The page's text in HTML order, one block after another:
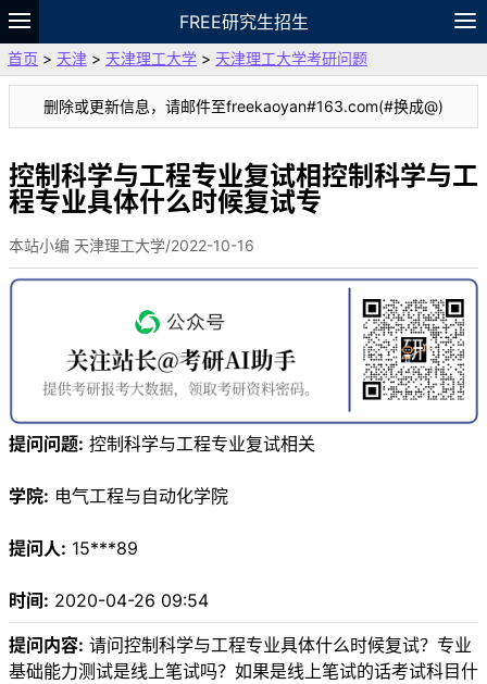
FREE研究生招生
题库
故事 专题 APP 笔记
论坛
VIP
资料
首页 > 天津 > 天津理工大学 > 天津理工大学考研问题
删除或更新信息，请邮件至freekaoyan#163.com(#换成@)
控制科学与工程专业复试相控制科学与工
程专业具体什么时候复试专
本站小编 天津理工大学/2022-10-16
提问问题: 控制科学与工程专业复试相关
学院: 电气工程与自动化学院
提问人: 15***89
时间: 2020-04-26 09:54
提问内容: 请问控制科学与工程专业具体什么时候复试？专业
基础能力测试是线上笔试吗？如果是线上笔试的话考试科目什